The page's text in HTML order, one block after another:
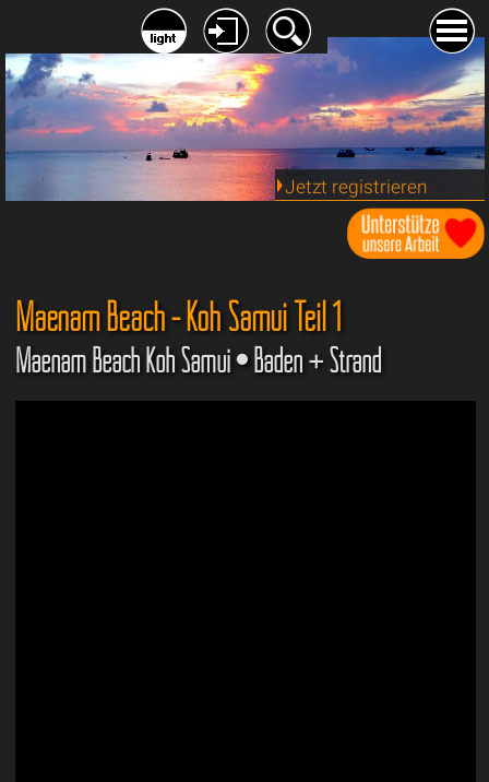
Jetzt registrieren
Maenam Beach - Koh Samui Teil 1
Maenam Beach Koh Samui • Baden + Strand